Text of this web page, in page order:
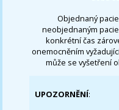
Objednaný
neobjednaným
konkrétní čas
onemocněním
může se vyšetření
UPOZORNĚNÍ: